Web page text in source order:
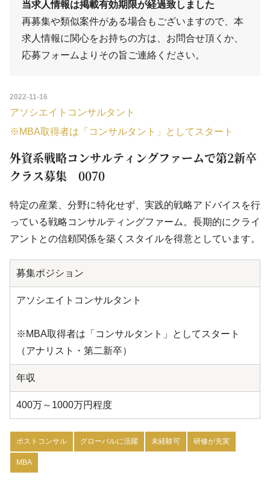
当求人情報は掲載有効期限が経過致しました
再募集や類似案件がある場合もございますので、本
求人情報に関心をお持ちの方は、 お問合せ頂くか、
応募フォーム よりその旨ご連絡ください。
2022-11-16
アソシエイトコンサルタント
※MBA取得者は「コンサルタント」としてスタート
外資系戦略コンサルティングファームで第2新卒
クラス募集 0070
特定の産業、分野に特化せず、実践的戦略アドバイスを行
っている戦略コンサルティングファーム。長期的にクライ
アントとの信頼関係を築くスタイルを得意としています。
募集ポジション
アソシエイトコンサルタント
※MBA取得者は「コンサルタント」としてスタート
（アナリスト・第二新卒）
年収
400万～1000万円程度
ポストコンサル グローバルに活躍 未経験可 研修が充実
MBA